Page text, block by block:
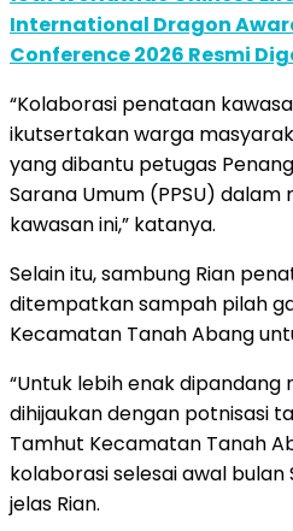
International Dragon
Conference 2026 Resmi
“Kolaborasi penataan
ikutsertakan warga
yang dibantu petugas
Sarana Umum (PPSU)
kawasan ini,” katanya.
Selain itu, sambung Rian
ditempatkan sampah pilah
Kecamatan Tanah Abang
“Untuk lebih enak dipandang
dihijaukan dengan potnisasi
Tamhut Kecamatan Tanah
kolaborasi selesai awal
jelas Rian.